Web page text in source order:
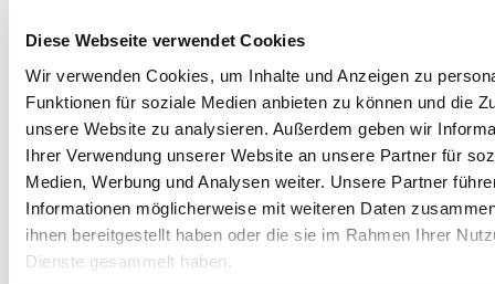
Diese Webseite verwendet Cookies
Wir verwenden Cookies, um Inhalte und Anzeigen zu
Funktionen für soziale Medien anbieten zu können und die
unsere Website zu analysieren. Außerdem geben wir
Ihrer Verwendung unserer Website an unsere Partner für
Medien, Werbung und Analysen weiter. Unsere Partner
Informationen möglicherweise mit weiteren Daten
ihnen bereitgestellt haben oder die sie im Rahmen Ihrer
Dienste gesammelt haben.
Dies könnte Sie auch
interessieren